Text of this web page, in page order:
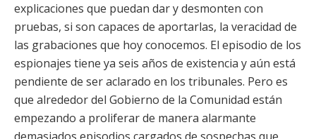
explicaciones que puedan dar y desmonten con
pruebas, si son capaces de aportarlas, la veracidad de
las grabaciones que hoy conocemos. El episodio de los
espionajes tiene ya seis años de existencia y aún está
pendiente de ser aclarado en los tribunales. Pero es
que alrededor del Gobierno de la Comunidad están
empezando a proliferar de manera alarmante